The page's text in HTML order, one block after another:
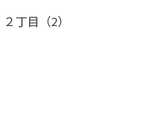
２丁目（2）